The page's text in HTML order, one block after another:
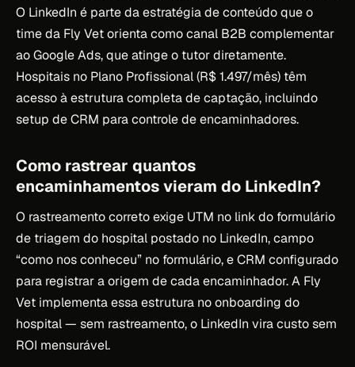
O LinkedIn é parte da estratégia de conteúdo que o
time da Fly Vet orienta como canal B2B complementar
ao Google Ads, que atinge o tutor diretamente.
Hospitais no Plano Profissional (R$ 1.497/mês) têm
acesso à estrutura completa de captação, incluindo
setup de CRM para controle de encaminhadores.
Como rastrear quantos
encaminhamentos vieram do LinkedIn?
O rastreamento correto exige UTM no link do formulário
de triagem do hospital postado no LinkedIn, campo
“como nos conheceu” no formulário, e CRM configurado
para registrar a origem de cada encaminhador. A Fly
Vet implementa essa estrutura no onboarding do
hospital — sem rastreamento, o LinkedIn vira custo sem
ROI mensurável.